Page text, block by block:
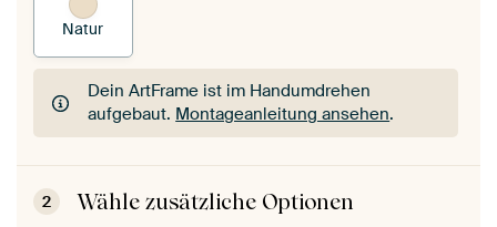
Natur
Dein ArtFrame ist im Handumdrehen
aufgebaut. Montageanleitung ansehen.
Dein ArtFrame ist im Handumdrehen
aufgebaut.Montageanleitung ansehen
2 Wähle zusätzliche Optionen